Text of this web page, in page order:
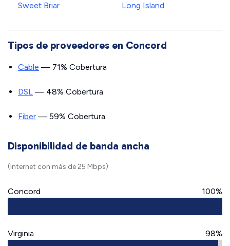
Sweet Briar
Long Island
Tipos de proveedores en Concord
Cable — 71% Cobertura
DSL — 48% Cobertura
Fiber — 59% Cobertura
Disponibilidad de banda ancha
(Internet con más de 25 Mbps)
Concord 100%
Virginia 98%